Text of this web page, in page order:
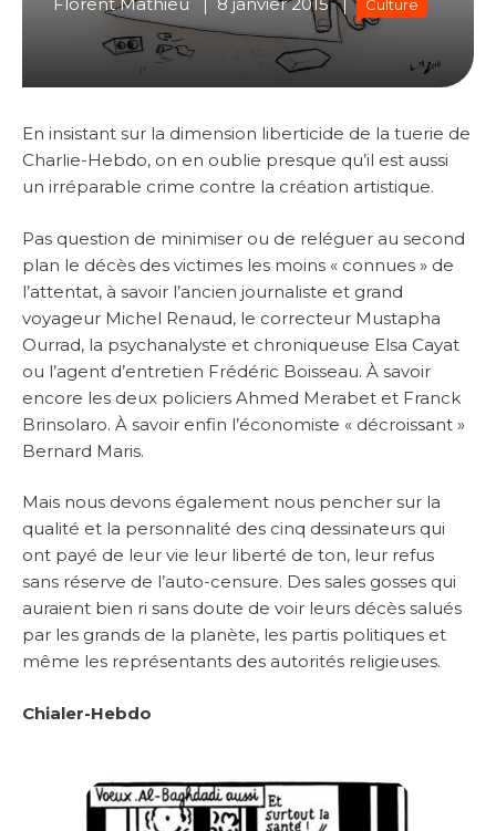
Florent Mathieu 8 janvier 2015 Culture
En insistant sur la dimension liberticide de la tuerie de
Charlie-Hebdo, on en oublie presque qu’il est aussi
un irréparable crime contre la création artistique.
Pas question de minimiser ou de reléguer au second
plan le décès des victimes les moins « connues » de
l’attentat, à savoir l’ancien journaliste et grand
voyageur Michel Renaud, le correcteur Mustapha
Ourrad, la psychanalyste et chroniqueuse Elsa Cayat
ou l’agent d’entretien Frédéric Boisseau. À savoir
encore les deux policiers Ahmed Merabet et Franck
Brinsolaro. À savoir enfin l’économiste « décroissant »
Bernard Maris.
Mais nous devons également nous pencher sur la
qualité et la personnalité des cinq dessinateurs qui
ont payé de leur vie leur liberté de ton, leur refus
sans réserve de l’auto-censure. Des sales gosses qui
auraient bien ri sans doute de voir leurs décès salués
par les grands de la planète, les partis politiques et
même les représentants des autorités religieuses.
Chialer-Hebdo